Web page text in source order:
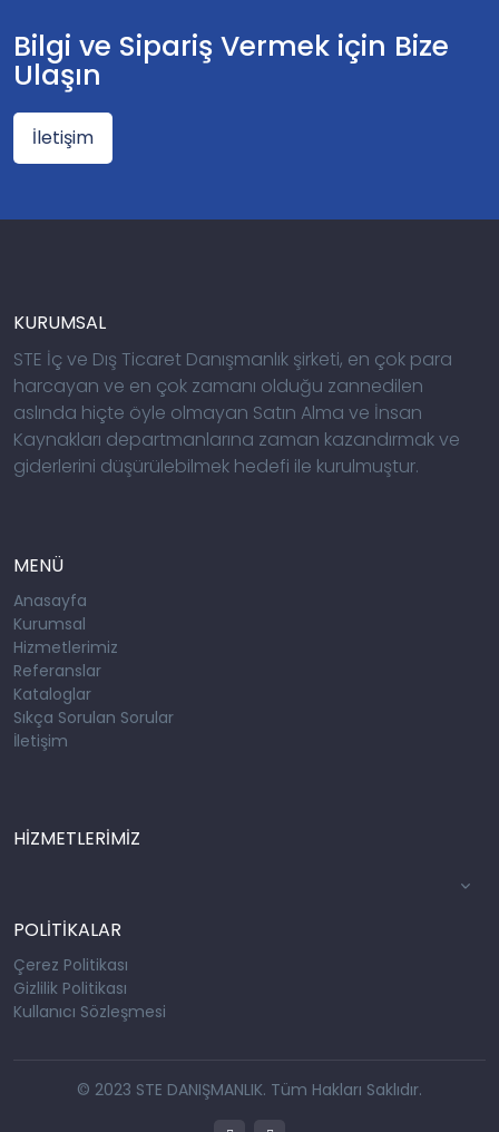
Bilgi ve Sipariş Vermek için Bize
Ulaşın
İletişim
KURUMSAL
STE İç ve Dış Ticaret Danışmanlık şirketi, en çok para
harcayan ve en çok zamanı olduğu zannedilen
aslında hiçte öyle olmayan Satın Alma ve İnsan
Kaynakları departmanlarına zaman kazandırmak ve
giderlerini düşürülebilmek hedefi ile kurulmuştur.
MENÜ
Anasayfa
Kurumsal
Hizmetlerimiz
Referanslar
Kataloglar
Sıkça Sorulan Sorular
İletişim
HİZMETLERİMİZ
POLİTİKALAR
Çerez Politikası
Gizlilik Politikası
Kullanıcı Sözleşmesi
© 2023 STE DANIŞMANLIK. Tüm Hakları Saklıdır.